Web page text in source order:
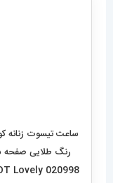
ساعت تیسوت زنانه
رنگ طلایی صفحه